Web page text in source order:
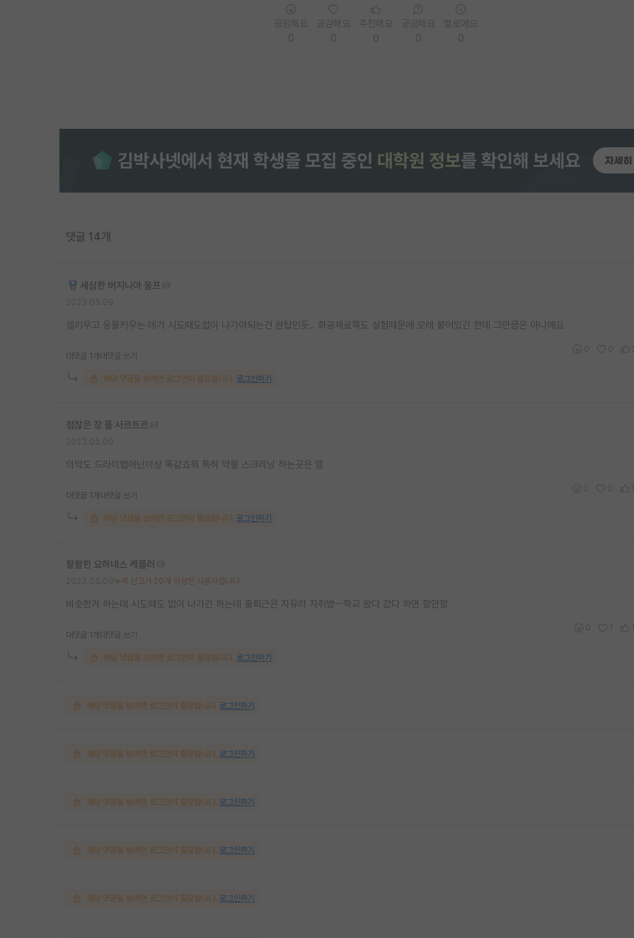
댓글 14개
세심한 버지니아 울프
셀키우고 동물키우는 데가 시도때도없이 나가야되는건 원탑인듯.. 화공재료쪽도 실험때문에 오래 붙어있긴 한데 그만큼은 아니예요
대댓글 1개 대댓글 쓰기
해당 댓글을 보려면 로그인이 필요합니다. 로그인하기
점잖은 장 폴 사르트르
의약도 드라이랩아닌이상 똑같죠뭐 특히 약물 스크리닝 하는곳은 헬
대댓글 1개 대댓글 쓰기
해당 댓글을 보려면 로그인이 필요합니다. 로그인하기
팔팔한 요하네스 케플러
누적 신고가 20개 이상인 사용자입니다.
비슷한거 하는데 시도때도 없이 나가긴 하는데 출퇴근은 자유라 자취방ㅡ학교 왔다 갔다 하면 할만함
대댓글 1개 대댓글 쓰기
해당 댓글을 보려면 로그인이 필요합니다. 로그인하기
해당 댓글을 보려면 로그인이 필요합니다. 로그인하기
해당 댓글을 보려면 로그인이 필요합니다. 로그인하기
해당 댓글을 보려면 로그인이 필요합니다. 로그인하기
해당 댓글을 보려면 로그인이 필요합니다. 로그인하기
해당 댓글을 보려면 로그인이 필요합니다. 로그인하기